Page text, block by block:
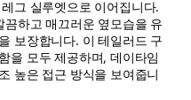
그 실루엣으로 이어집니다.
하고 매끄러운 옆모습을 유
보장합니다. 이 테일러드 구
을 모두 제공하며, 데이타임
높은 접근 방식을 보여줍니